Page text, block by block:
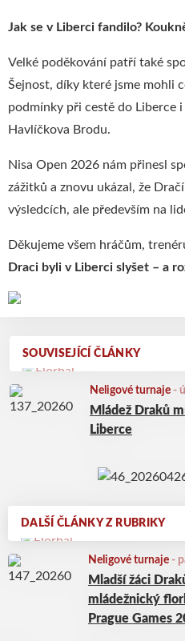
DALŠÍ ČLÁNKY Z RUBRIKY
Neligové turnaje -
Mladší žáci
mládežnický
Prague Games
Jak se v Liberci fandilo?
Velké poděkování patří také
Šejnost, díky které jsme mohli
podmínky při cestě do Liberce
Havlíčkova Brodu.
Nisa Open 2026 nám přinesl
zážitků a znovu ukázal, že
výsledcích, ale především na
Děkujeme všem hráčům,
Draci byli v Liberci slyšet – a
SOUVISEJÍCÍ ČLÁNKY
Neligové turnaje -
Mládež Draků
Liberce